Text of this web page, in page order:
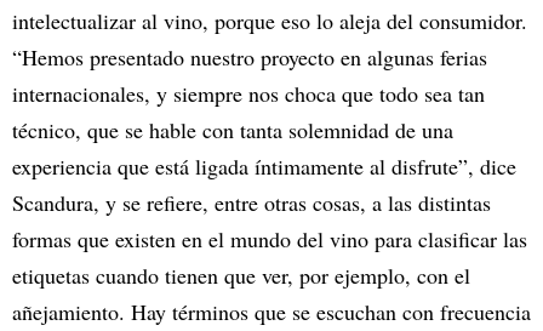
intelectualizar al vino, porque eso lo aleja del consumidor.
“Hemos presentado nuestro proyecto en algunas ferias
internacionales, y siempre nos choca que todo sea tan
técnico, que se hable con tanta solemnidad de una
experiencia que está ligada íntimamente al disfrute”, dice
Scandura, y se refiere, entre otras cosas, a las distintas
formas que existen en el mundo del vino para clasificar las
etiquetas cuando tienen que ver, por ejemplo, con el
añejamiento. Hay términos que se escuchan con frecuencia